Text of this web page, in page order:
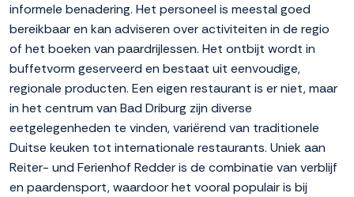
informele benadering. Het personeel is meestal goed
bereikbaar en kan adviseren over activiteiten in de regio
of het boeken van paardrijlessen. Het ontbijt wordt in
buffetvorm geserveerd en bestaat uit eenvoudige,
regionale producten. Een eigen restaurant is er niet, maar
in het centrum van Bad Driburg zijn diverse
eetgelegenheden te vinden, variërend van traditionele
Duitse keuken tot internationale restaurants. Uniek aan
Reiter- und Ferienhof Redder is de combinatie van verblijf
en paardensport, waardoor het vooral populair is bij